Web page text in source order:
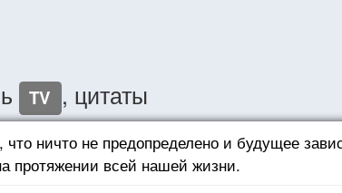
TV , цитаты
ничто не предопределено и будущее
протяжении всей нашей жизни.